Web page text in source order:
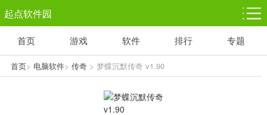
起点软件园
塔防游戏
1千+款游戏
休闲益智
1万+款游戏
体育竞技
5百+款游戏
赛车竞速
3百+款游戏
首页 游戏 软件 排行 专题
首页> 电脑软件> 传奇> 梦蝶沉默传奇 v1.90